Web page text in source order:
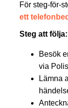
För
ett
Steg att följa:
Besök
via
Lämna